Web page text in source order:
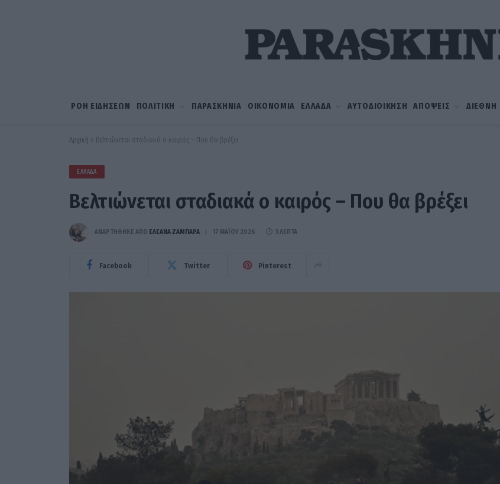
ΡΟΗ ΕΙΔΗΣΕΩΝ ΠΟΛΙΤΙΚΗ ΠΑΡΑΣΚΗΝΙΑ ΟΙΚΟΝΟΜΙΑ ΕΛΛΑΔΑ ΑΥΤΟΔΙΟΙΚΗΣΗ ΑΠΟΨΕΙΣ ΔΙΕΘΝΗ
Αρχική » Βελτιώνεται σταδιακά ο καιρός – Που θα βρέξει
ΕΛΛΆΔΑ
Βελτιώνεται σταδιακά ο καιρός – Που θα βρέξει
ΑΝΑΡΤΗΘΗΚΕ ΑΠΟ ΕΛΕΑΝΑ ΖΑΜΠΑΡΑ 17 ΜΑΪ́ΟΥ 2026 3 ΛΕΠΤΆ
Facebook Twitter Pinterest